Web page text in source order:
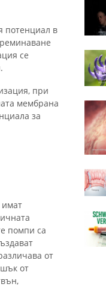
потенциал в
се
при
мембрана
за
имат
помпи са
от
от